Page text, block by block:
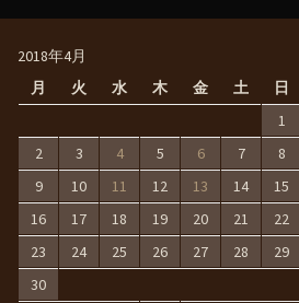
2018年4月
月
火 水 木 金 土
日
1
2
3 4 5 6 7
8
9
10 11 12 13 14
15
16
17 18 19 20 21
22
23
24 25 26 27 28
29
30